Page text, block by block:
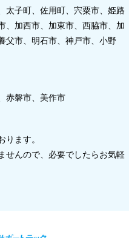
太子町、佐用町、宍粟市、姫路
、加西市、加東市、西脇市、加
父市、明石市、神戸市、小野
赤磐市、美作市
ります。
せんので、必要でしたらお気軽